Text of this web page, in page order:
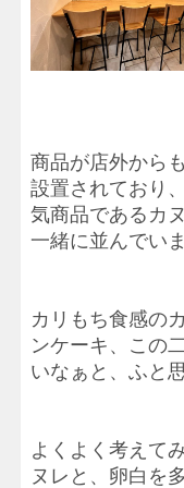
商品が店外から
設置されており
気商品であるカ
一緒に並んでいま
カリもち食感の
ンケーキ、この
いなぁと、ふと
よくよく考えて
ヌレと、卵白を